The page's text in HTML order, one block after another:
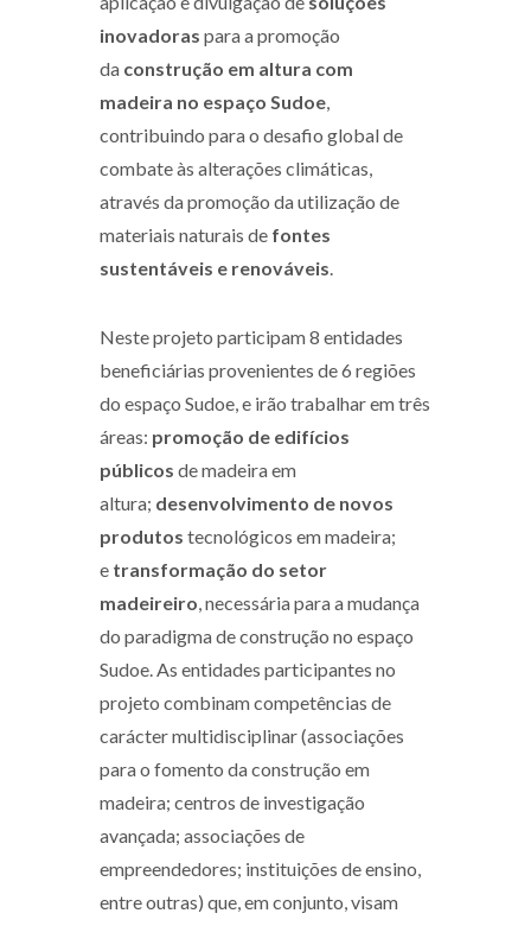
inovadoras para a promoção
da construção em altura com
madeira no espaço Sudoe,
contribuindo para o desafio global de
combate às alterações climáticas,
através da promoção da utilização de
materiais naturais de fontes
sustentáveis ​​e renováveis.
Neste projeto participam 8 entidades
beneficiárias provenientes de 6 regiões
do espaço Sudoe, e irão trabalhar em três
áreas: promoção de edifícios
públicos de madeira em
altura; desenvolvimento de novos
produtos tecnológicos em madeira;
e transformação do setor
madeireiro, necessária para a mudança
do paradigma de construção no espaço
Sudoe. As entidades participantes no
projeto combinam competências de
carácter multidisciplinar (associações
para o fomento da construção em
madeira; centros de investigação
avançada; associações de
empreendedores; instituições de ensino,
entre outras) que, em conjunto, visam